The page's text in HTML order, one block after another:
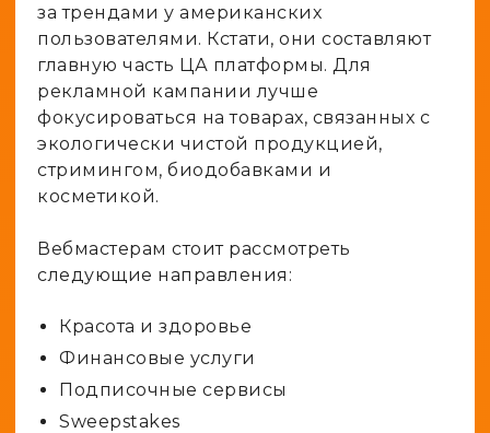
за трендами у американских
пользователями. Кстати, они составляют
главную часть ЦА платформы. Для
рекламной кампании лучше
фокусироваться на товарах, связанных с
экологически чистой продукцией,
стримингом, биодобавками и
косметикой.
Вебмастерам стоит рассмотреть
следующие направления:
Красота и здоровье
Финансовые услуги
Подписочные сервисы
Sweepstakes